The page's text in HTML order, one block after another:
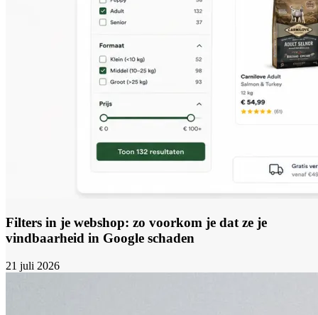
Filters in je webshop: zo voorkom je dat ze je
vindbaarheid in Google schaden
21 juli 2026